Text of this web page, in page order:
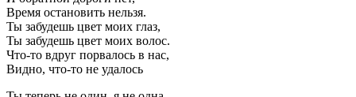
Время остановить нельзя.
Ты забудешь цвет моих глаз,
Ты забудешь цвет моих волос.
Что-то вдруг порвалось в нас,
Видно, что-то не удалось